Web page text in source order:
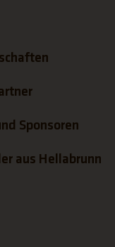
Sponsoren
aus Hellabrunn